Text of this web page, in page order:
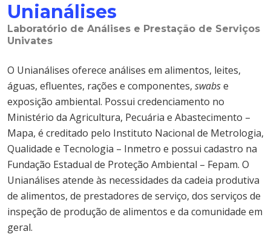
Unianálises
Laboratório de Análises e Prestação de Serviços
Univates
O Unianálises oferece análises em alimentos, leites,
águas, efluentes, rações e componentes, swabse
exposição ambiental. Possui credenciamento no
Ministério da Agricultura, Pecuária e Abastecimento –
Mapa, é creditado pelo Instituto Nacional de Metrologia,
Qualidade e Tecnologia – Inmetro e possui cadastro na
Fundação Estadual de Proteção Ambiental – Fepam. O
Unianálises atende às necessidades da cadeia produtiva
de alimentos, de prestadores de serviço, dos serviços de
inspeção de produção de alimentos e da comunidade em
geral.